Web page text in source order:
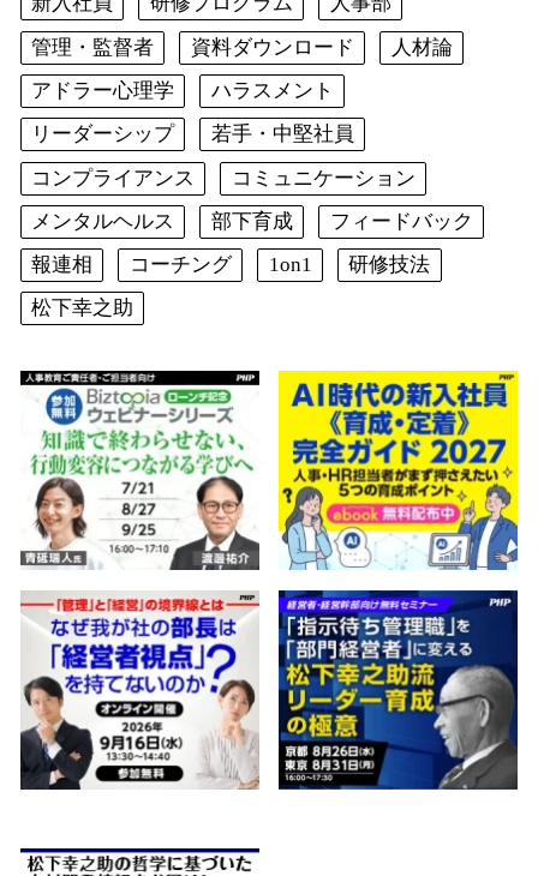
管理・監督者
資料ダウンロード
人材論
アドラー心理学
ハラスメント
リーダーシップ
若手・中堅社員
コンプライアンス
コミュニケーション
メンタルヘルス
部下育成
フィードバック
報連相
コーチング 1on1
研修技法
松下幸之助